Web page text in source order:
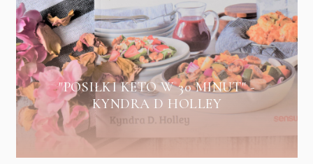
"POSIŁKI KETO W 30 MINUT" -
KYNDRA D HOLLEY